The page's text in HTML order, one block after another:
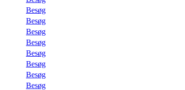
Besøg
Besøg
Besøg
Besøg
Besøg
Besøg
Besøg
Besøg